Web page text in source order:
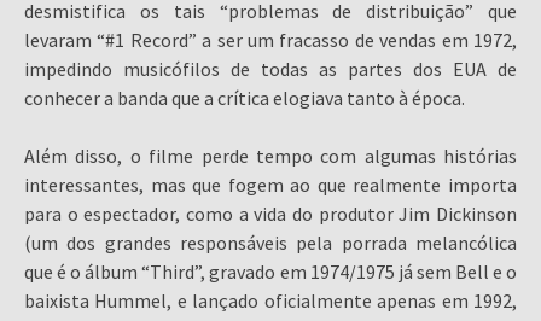
desmistifica os tais “problemas de distribuição” que
levaram “#1 Record” a ser um fracasso de vendas em 1972,
impedindo musicófilos de todas as partes dos EUA de
conhecer a banda que a crítica elogiava tanto à época.
Além disso, o filme perde tempo com algumas histórias
interessantes, mas que fogem ao que realmente importa
para o espectador, como a vida do produtor Jim Dickinson
(um dos grandes responsáveis pela porrada melancólica
que é o álbum “Third”, gravado em 1974/1975 já sem Bell e o
baixista Hummel, e lançado oficialmente apenas em 1992,